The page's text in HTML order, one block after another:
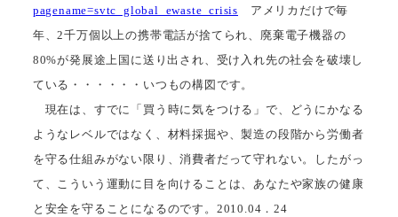
pagename=svtc_global_ewaste_crisis アメリカだけで毎
年、2千万個以上の携帯電話が捨てられ、廃棄電子機器の
80%が発展途上国に送り出され、受け入れ先の社会を破壊し
ている・・・・・・いつもの構図です。
現在は、すでに「買う時に気をつける」で、どうにかなる
ようなレベルではなく、材料採掘や、製造の段階から労働者
を守る仕組みがない限り、消費者だって守れない。したがっ
て、こういう運動に目を向けることは、あなたや家族の健康
と安全を守ることになるのです。2010.04．24